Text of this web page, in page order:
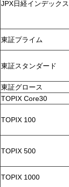
JPX日経インデック
東証プライム
東証スタンダード
東証グロース
TOPIX Core30
TOPIX 100
TOPIX 500
TOPIX 1000